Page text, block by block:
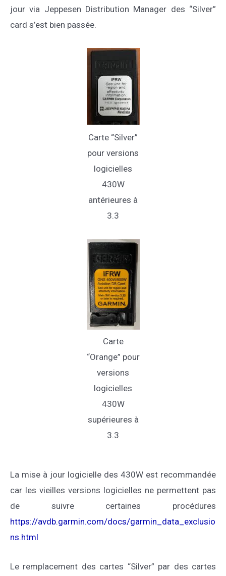
jour via Jeppesen Distribution Manager des “Silver”
card s’est bien passée.
Carte “Silver”
pour versions
logicielles
430W
antérieures à
3.3
Carte
“Orange” pour
versions
logicielles
430W
supérieures à
3.3
La mise à jour logicielle des 430W est recommandée
car les vieilles versions logicielles ne permettent pas
de suivre certaines procédures
https://avdb.garmin.com/docs/garmin_data_exclusio
ns.html
Le remplacement des cartes “Silver” par des cartes